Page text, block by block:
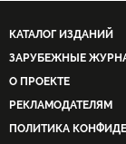
КАТАЛОГ ИЗДАНИЙ
ЗАРУБЕЖНЫЕ
О ПРОЕКТЕ
РЕКЛАМОДАТЕЛЯМ
ПОЛИТИКА